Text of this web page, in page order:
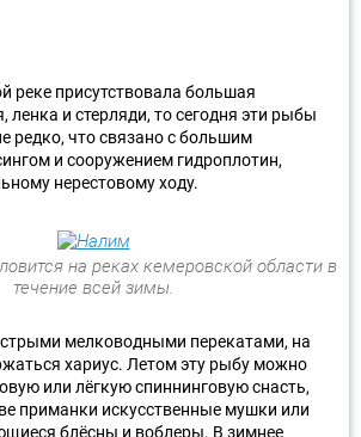
реке присутствовала большая
ленка и стерляди, то сегодня эти рыбы
редко, что связано с большим
и сооружением гидроплотин,
нерестовому ходу.
на реках кемеровской области в
течение всей зимы.
мелководными перекатами, на
хариус. Летом эту рыбу можно
или лёгкую спиннинговую снасть,
приманки искусственные мушки или
блёсны и воблеры. В зимнее